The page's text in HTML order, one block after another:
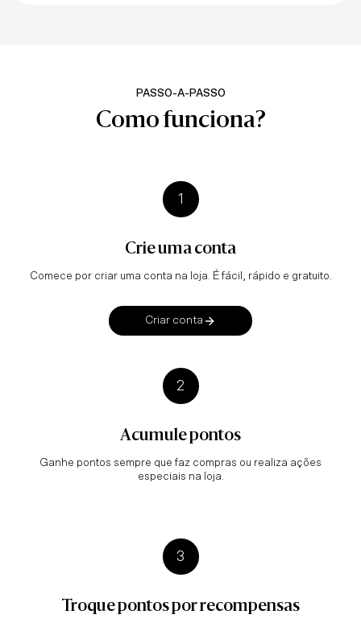
PASSO-A-PASSO
Como funciona?
1
Crie uma conta
Comece por criar uma conta na loja. É fácil, rápido e gratuito.
Criar conta
2
Acumule pontos
Ganhe pontos sempre que faz compras ou realiza ações
especiais na loja.
3
Troque pontos por recompensas